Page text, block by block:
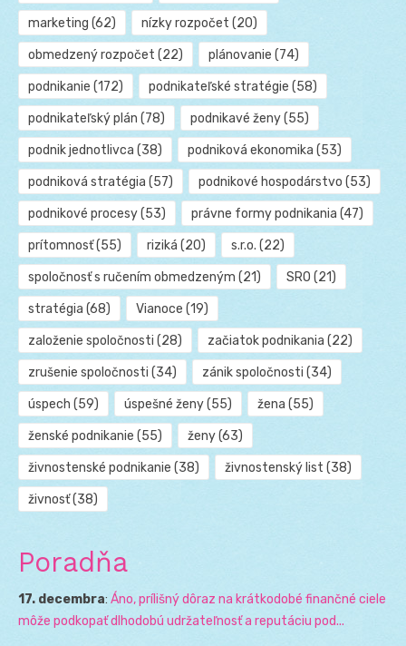
marketing (62) nízky rozpočet (20)
obmedzený rozpočet (22) plánovanie (74)
podnikanie (172) podnikateľské stratégie (58)
podnikateľský plán (78) podnikavé ženy(55)
podnik jednotlivca (38) podniková ekonomika (53)
podniková stratégia (57) podnikové hospodárstvo (53)
podnikové procesy(53) právne formy podnikania (47)
prítomnosť(55) riziká (20) s.r.o. (22)
spoločnosť s ručením obmedzeným (21) SRO (21)
stratégia (68) Vianoce (19)
založenie spoločnosti (28) začiatok podnikania (22)
zrušenie spoločnosti (34) zánik spoločnosti (34)
úspech (59) úspešné ženy(55) žena (55)
ženské podnikanie (55) ženy(63)
živnostenské podnikanie (38) živnostenský list (38)
živnosť(38)
Poradňa
17. decembra: Áno, prílišný dôraz na krátkodobé finančné ciele
môže podkopať dlhodobú udržateľnosť a reputáciu pod...